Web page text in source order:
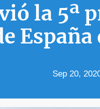
la 5ª
Sep 20,